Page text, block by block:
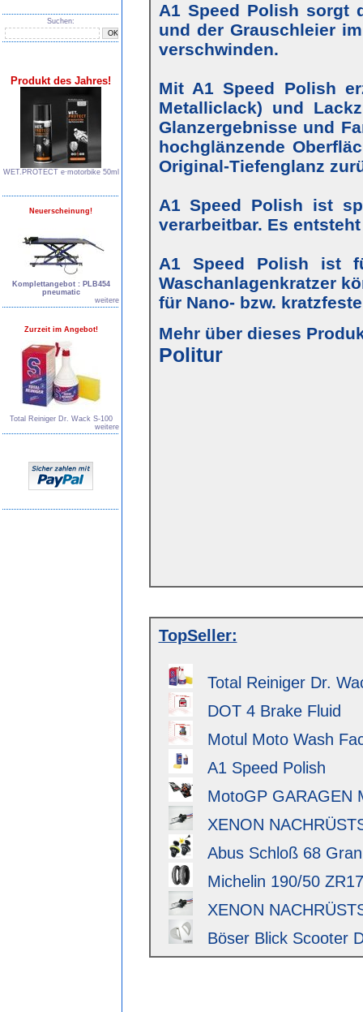
Suchen:
Produkt des Jahres!
WET.PROTECT e∙motorbike 50ml
Neuerscheinung!
Komplettangebot : PLB454
pneumatic
weitere
Zurzeit im Angebot!
Total Reiniger Dr. Wack S-100
weitere
A1 Speed Polish sorgt
und der Grauschleier
verschwinden.
Mit A1 Speed Polish
Metalliclack) und
Glanzergebnisse und
hochglänzende
Original-Tiefenglanz
A1 Speed Polish ist
verarbeitbar. Es
A1 Speed Polish ist
Waschanlagenkratzer
für Nano- bzw.
Mehr über dieses
Politur
TopSeller:
Total Reiniger Dr.
DOT 4 Brake Fluid
Motul Moto Wash
A1 Speed Polish
MotoGP GARAGEN
XENON
Abus Schloß 68
Michelin 190/50
XENON
Böser Blick Scooter